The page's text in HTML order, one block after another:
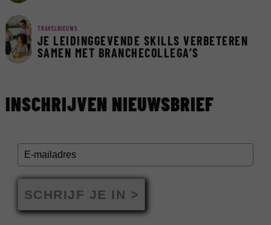
TRAVELNIEUWS
JE LEIDINGGEVENDE SKILLS VERBETEREN
SAMEN MET BRANCHECOLLEGA’S
INSCHRIJVEN NIEUWSBRIEF
SCHRIJF JE IN >